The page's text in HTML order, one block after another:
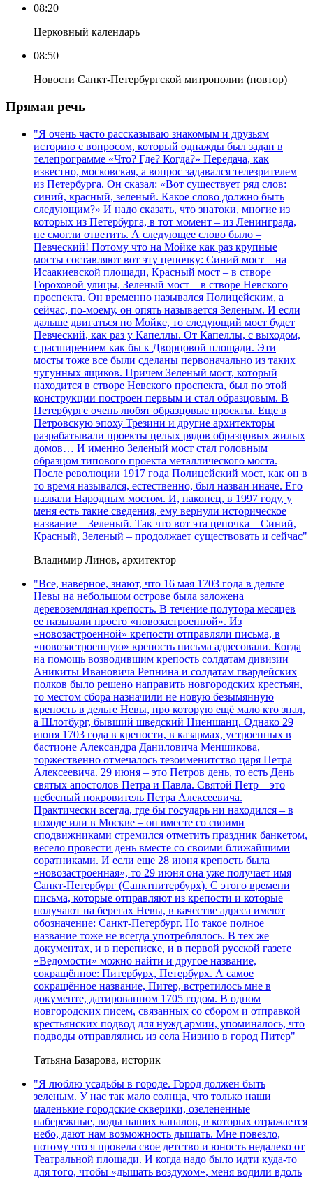
08:20
Церковный календарь
08:50
Новости Санкт-Петербургской митрополии (повтор)
Прямая речь
"Я очень часто рассказываю знакомым и друзьям
историю с вопросом, который однажды был задан в
телепрограмме «Что? Где? Когда?» Передача, как
известно, московская, а вопрос задавался телезрителем
из Петербурга. Он сказал: «Вот существует ряд слов:
синий, красный, зеленый. Какое слово должно быть
следующим?» И надо сказать, что знатоки, многие из
которых из Петербурга, в тот момент – из Ленинграда,
не смогли ответить. А следующее слово было –
Певческий! Потому что на Мойке как раз крупные
мосты составляют вот эту цепочку: Синий мост – на
Исаакиевской площади, Красный мост – в створе
Гороховой улицы, Зеленый мост – в створе Невского
проспекта. Он временно назывался Полицейским, а
сейчас, по-моему, он опять называется Зеленым. И если
дальше двигаться по Мойке, то следующий мост будет
Певческий, как раз у Капеллы. От Капеллы, с выходом,
с расширением как бы к Дворцовой площади. Эти
мосты тоже все были сделаны первоначально из таких
чугунных ящиков. Причем Зеленый мост, который
находится в створе Невского проспекта, был по этой
конструкции построен первым и стал образцовым. В
Петербурге очень любят образцовые проекты. Еще в
Петровскую эпоху Трезини и другие архитекторы
разрабатывали проекты целых рядов образцовых жилых
домов… И именно Зеленый мост стал головным
образцом типового проекта металлического моста.
После революции 1917 года Полицейский мост, как он в
то время назывался, естественно, был назван иначе. Его
назвали Народным мостом. И, наконец, в 1997 году, у
меня есть такие сведения, ему вернули историческое
название – Зеленый. Так что вот эта цепочка – Синий,
Красный, Зеленый – продолжает существовать и сейчас"
Владимир Линов, архитектор
"Все, наверное, знают, что 16 мая 1703 года в дельте
Невы на небольшом острове была заложена
деревоземляная крепость. В течение полутора месяцев
ее называли просто «новозастроенной». Из
«новозастроенной» крепости отправляли письма, в
«новозастроенную» крепость письма адресовали. Когда
на помощь возводившим крепость солдатам дивизии
Аникиты Ивановича Репнина и солдатам гвардейских
полков было решено направить новгородских крестьян,
то местом сбора назначили не новую безымянную
крепость в дельте Невы, про которую ещё мало кто знал,
а Шлотбург, бывший шведский Ниеншанц. Однако 29
июня 1703 года в крепости, в казармах, устроенных в
бастионе Александра Даниловича Меншикова,
торжественно отмечалось тезоименитство царя Петра
Алексеевича. 29 июня – это Петров день, то есть День
святых апостолов Петра и Павла. Святой Петр – это
небесный покровитель Петра Алексеевича.
Практически всегда, где бы государь ни находился – в
походе или в Москве – он вместе со своими
сподвижниками стремился отметить праздник банкетом,
весело провести день вместе со своими ближайшими
соратниками. И если еще 28 июня крепость была
«новозастроенная», то 29 июня она уже получает имя
Санкт-Петербург (Санктпитербурх). С этого времени
письма, которые отправляют из крепости и которые
получают на берегах Невы, в качестве адреса имеют
обозначение: Санкт-Петербург. Но такое полное
название тоже не всегда употреблялось. В тех же
документах, и в переписке, и в первой русской газете
«Ведомости» можно найти и другое название,
сокращённое: Питербурх, Петербурх. А самое
сокращённое название, Питер, встретилось мне в
документе, датированном 1705 годом. В одном
новгородских писем, связанных со сбором и отправкой
крестьянских подвод для нужд армии, упоминалось, что
подводы отправлялись из села Низино в город Питер"
Татьяна Базарова, историк
"Я люблю усадьбы в городе. Город должен быть
зеленым. У нас так мало солнца, что только наши
маленькие городские скверики, озелененные
набережные, воды наших каналов, в которых отражается
небо, дают нам возможность дышать. Мне повезло,
потому что я провела свое детство и юность недалеко от
Театральной площади. И когда надо было идти куда-то
для того, чтобы «дышать воздухом», меня водили вдоль